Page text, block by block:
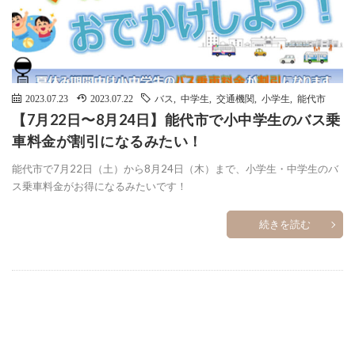
2023.07.23 2023.07.22 バス 中学生 交通機関 小学生 能代市
【7月22日〜8月24日】能代市で小中学生のバス乗
車料金が割引になるみたい！
能代市で7月22日（土）から8月24日（木）まで、小学生・中学生のバ
ス乗車料金がお得になるみたいです！
続きを読む